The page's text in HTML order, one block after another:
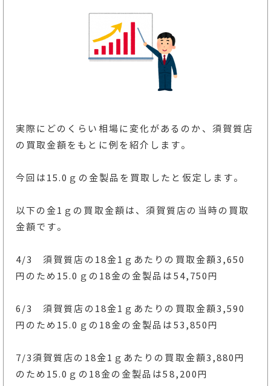
実際にどのくらい相場に変化があるのか、須賀質店
の買取金額をもとに例を紹介します。
今回は15.0ｇの金製品を買取したと仮定します。
以下の金1ｇの買取金額は、須賀質店の当時の買取
金額です。
4/3 須賀質店の18金1ｇあたりの買取金額3,650
円のため15.0ｇの18金の金製品は54,750円
6/3 須賀質店の18金1ｇあたりの買取金額3,590
円のため15.0ｇの18金の金製品は53,850円
7/3須賀質店の18金1ｇあたりの買取金額3,880円
のため15.0ｇの18金の金製品は58,200円